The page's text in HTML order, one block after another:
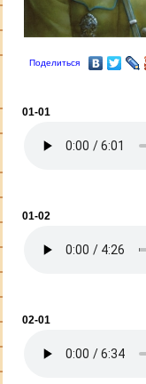
Поделиться
01-01
01-02
02-01